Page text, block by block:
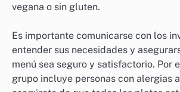
vegana o sin gluten.
Es importante comunicarse con los
entender sus necesidades y
menú sea seguro y satisfactorio. Por
grupo incluye personas con alergias